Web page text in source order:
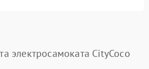
электросамоката CityCoco